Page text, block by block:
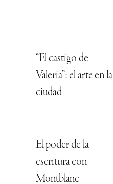
“El castigo de
Valeria”: el arte en la
ciudad
El poder de la
escritura con
Montblanc